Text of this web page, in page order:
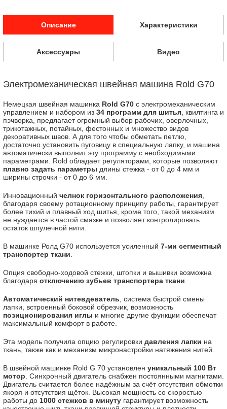
Описание Характеристики
Аксессуары Видео
Электромеханическая швейная машина Rold G70
Немецкая швейная машинка Rold G70 с электромеханическим
управлением и набором из 34 программ для шитья , квилтинга и
пэчворка, предлагает огромный выбор рабочих, оверлочных,
трикотажных, потайных, фестонных и множество видов
декоративных швов. А для того чтобы обметать петлю,
достаточно установить пуговицу в специальную лапку, и машина
автоматически выполнит эту программу с необходимыми
параметрами. Rold обладает регуляторами, которые позволяют
плавно задать параметры длины стежка - от 0 до 4 мм и
ширины строчки - от 0 до 6 мм.
Инновационный челнок горизонтального расположения
благодаря своему ротационному принципу работы, гарантирует
более тихий и плавный ход шитья, кроме того, такой механизм
не нуждается в частой смазке и позволяет контролировать
остаток шпулечной нити.
В машинке Ролд G70 используется усиленный 7-ми сегментный
транспортер ткани
Опция свободно-ходовой стежки, штопки и вышивки возможна
благодаря отключению зубьев транспортера ткани
Автоматический нитевдеватель , система быстрой смены
лапки, встроенный боковой обрезчик, возможность
позиционирования иглы и многие другие функции обеспечат
максимальный комфорт в работе.
Эта модель получила опцию регулировки давления лапки на
ткань, также как и механизм микронастройки натяжения нитей.
В швейной машинке Rold G 70 установлен уникальный 100 Вт
мотор . Синхронный двигатель снабжен постоянными магнитами.
Двигатель считается более надёжным за счёт отсутствия обмотки
якоря и отсутствия щёток. Высокая мощность со скоростью
работы до 1000 стежков в минуту гарантирует возможность